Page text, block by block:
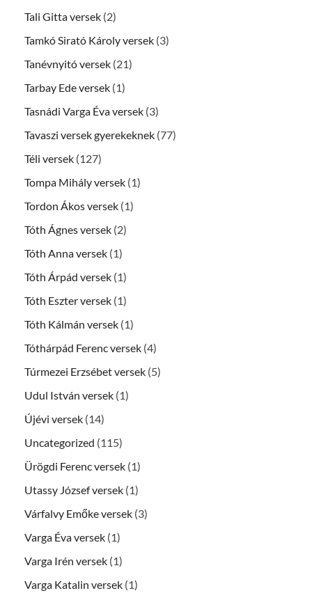
Tali Gitta versek (2)
Tamkó Sirató Károly versek (3)
Tanévnyitó versek (21)
Tarbay Ede versek (1)
Tasnádi Varga Éva versek (3)
Tavaszi versek gyerekeknek (77)
Téli versek (127)
Tompa Mihály versek (1)
Tordon Ákos versek (1)
Tóth Ágnes versek (2)
Tóth Anna versek (1)
Tóth Árpád versek (1)
Tóth Eszter versek (1)
Tóth Kálmán versek (1)
Tóthárpád Ferenc versek (4)
Túrmezei Erzsébet versek (5)
Udul István versek (1)
Újévi versek (14)
Uncategorized (115)
Ürögdi Ferenc versek (1)
Utassy József versek (1)
Várfalvy Emőke versek (3)
Varga Éva versek (1)
Varga Irén versek (1)
Varga Katalin versek (1)